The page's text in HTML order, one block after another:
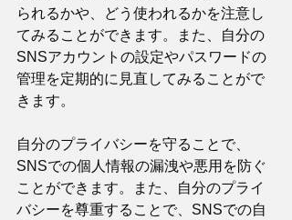
られるかや、どう使われるかを注意し
てみることができます。また、自分の
SNSアカウントの設定やパスワードの
管理を定期的に見直してみることがで
きます。
自分のプライバシーを守ることで、
SNSでの個人情報の漏洩や悪用を防ぐ
ことができます。また、自分のプライ
バシーを尊重することで、SNSでの自